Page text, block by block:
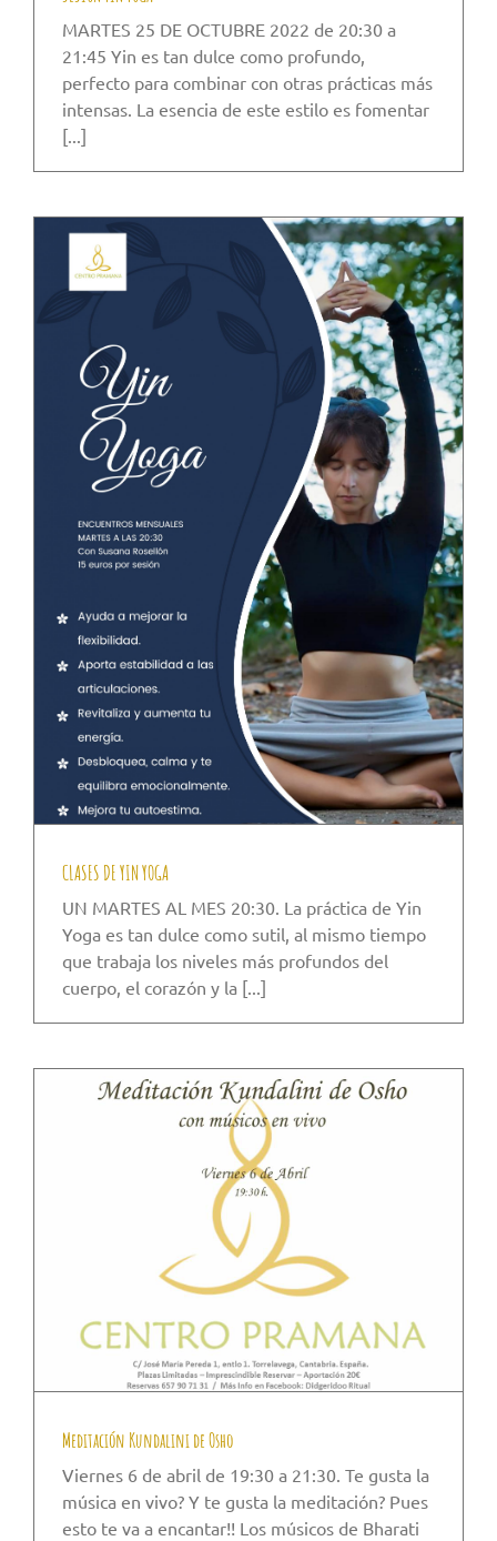
MARTES 25 DE OCTUBRE 2022 de 20:30 a
21:45 Yin es tan dulce como profundo,
perfecto para combinar con otras prácticas más
intensas. La esencia de este estilo es fomentar
[...]
CLASES DE YIN YOGA
UN MARTES AL MES 20:30. La práctica de Yin
Yoga es tan dulce como sutil, al mismo tiempo
que trabaja los niveles más profundos del
cuerpo, el corazón y la [...]
Meditación Kundalini de Osho
Viernes 6 de abril de 19:30 a 21:30. Te gusta la
música en vivo? Y te gusta la meditación? Pues
esto te va a encantar!! Los músicos de Bharati